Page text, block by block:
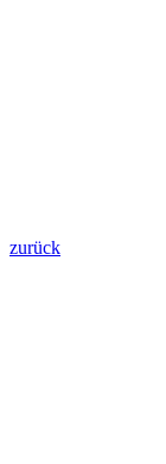
zurück